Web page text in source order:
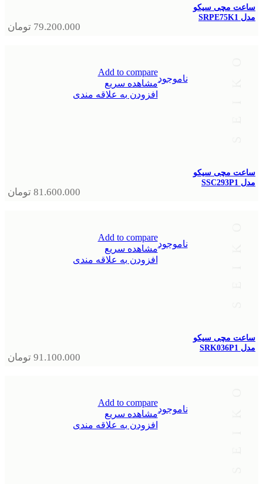
ساعت مچی سیکو
مدل SRPE75K1
79.200.000 تومان
ناموجود
Add to compare
مشاهده سریع
افزودن به علاقه مندی
ساعت مچی سیکو
مدل SSC293P1
81.600.000 تومان
ناموجود
Add to compare
مشاهده سریع
افزودن به علاقه مندی
ساعت مچی سیکو
مدل SRK036P1
91.100.000 تومان
ناموجود
Add to compare
مشاهده سریع
افزودن به علاقه مندی